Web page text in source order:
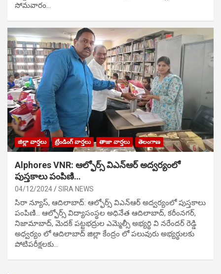
సోమవారం…
జిల్లా వార్తలు ట్రేండింగ్ వార్తలు తాజా వార్తలు తెలంగాణ
Alphores VNR: ఆల్ఫోర్స్ విఎన్ఆర్ అద్వర్యంలో
పుస్తకాలు పంపిణి…
04/12/2024 SIRA NEWS
సిరా న్యూస్, ఆదిలాబాద్: ఆల్ఫోర్స్ విఎన్ఆర్ అద్వర్యంలో పుస్తకాలు
పంపిణి… ఆల్ఫోర్స్ విద్యాసంస్థల అధినేత ఆదిలాబాద్, కరీంనగర్,
నిజామాబాద్, మెదక్ పట్టభద్రుల ఎమ్మెల్సీ అభ్యర్థి వి నరేందర్ రెడ్డి
అధ్వర్యం లో ఆదిలాబాద్ జిల్లా కేంద్రం లో పలువురు అభ్యర్థులకు
పోటిప‌రీక్ష‌ల‌కు…